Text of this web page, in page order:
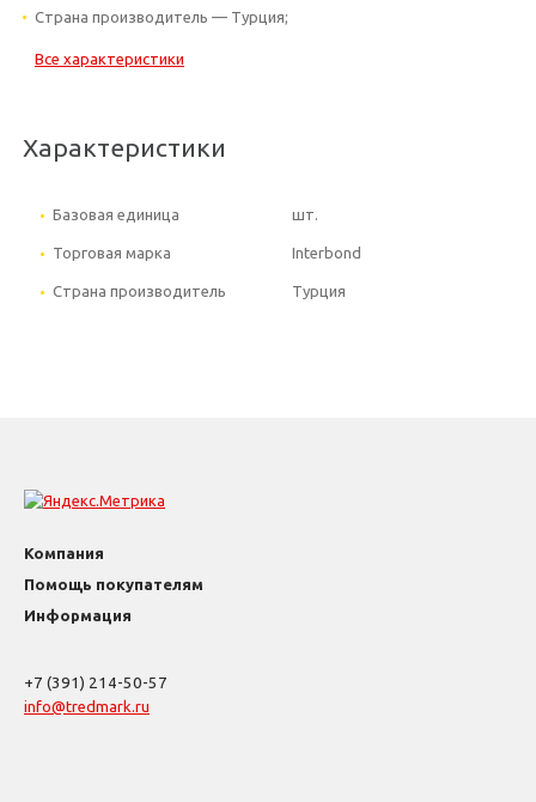
Страна производитель — Турция;
Все характеристики
Характеристики
Базовая единица шт.
Торговая марка Interbond
Страна производитель Турция
Компания
Помощь покупателям
Информация
+7 (391) 214-50-57
info@tredmark.ru